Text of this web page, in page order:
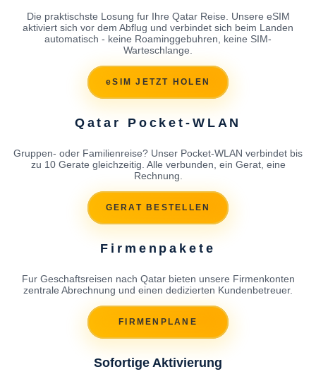
Die praktischste Losung fur Ihre Qatar Reise. Unsere eSIM
aktiviert sich vor dem Abflug und verbindet sich beim Landen
automatisch - keine Roaminggebuhren, keine SIM-
Warteschlange.
eSIM JETZT HOLEN
Qatar Pocket-WLAN
Gruppen- oder Familienreise? Unser Pocket-WLAN verbindet bis
zu 10 Gerate gleichzeitig. Alle verbunden, ein Gerat, eine
Rechnung.
GERAT BESTELLEN
Firmenpakete
Fur Geschaftsreisen nach Qatar bieten unsere Firmenkonten
zentrale Abrechnung und einen dedizierten Kundenbetreuer.
FIRMENPLANE
Sofortige Aktivierung